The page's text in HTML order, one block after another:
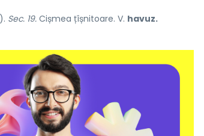
Sec. 19. Cișmea țîșnitoare. V. havuz.